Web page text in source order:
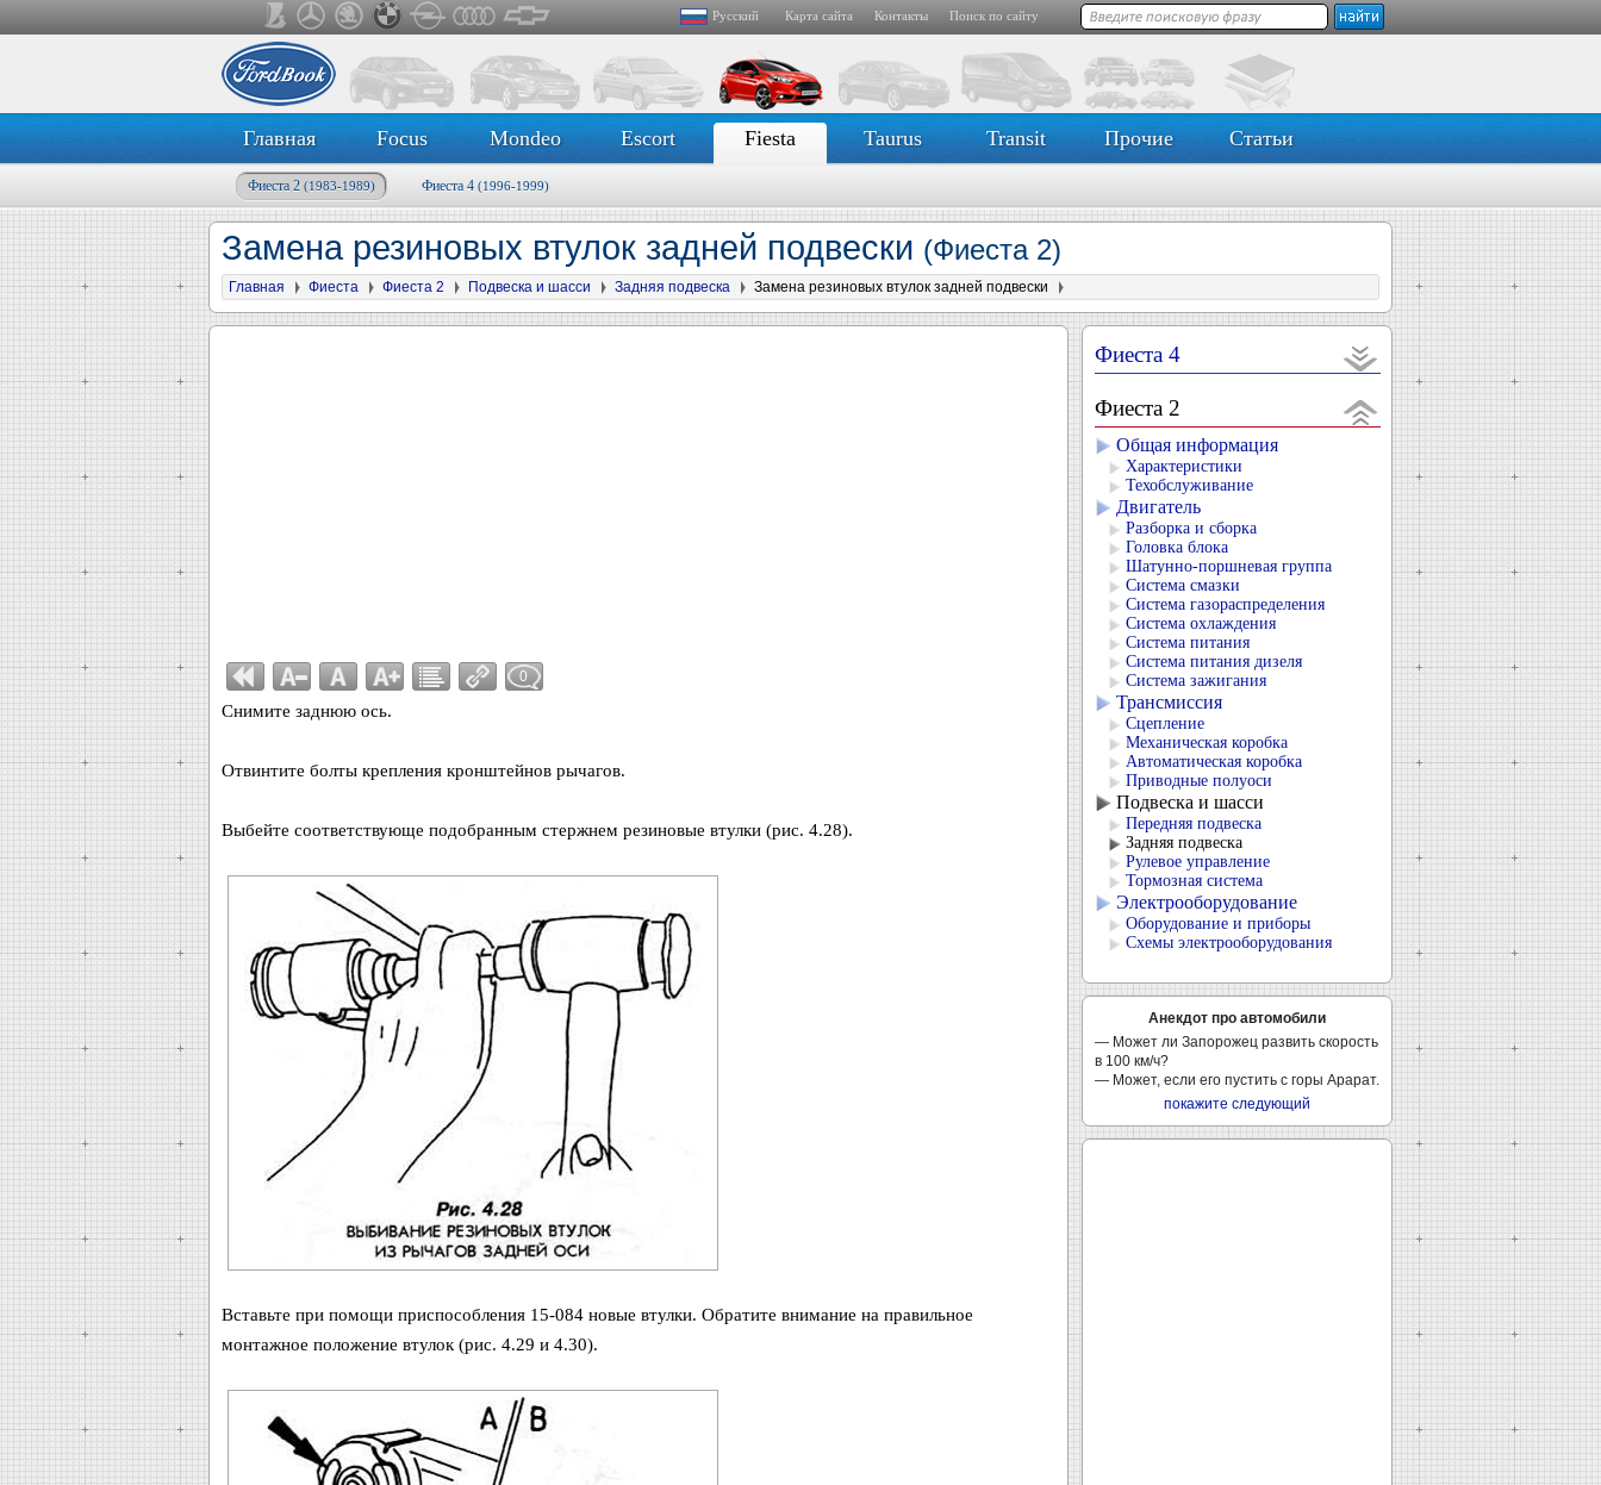
Русский Карта сайта Контакты Поиск по сайту
Главная Focus Mondeo Escort Fiesta Taurus Transit Прочие Статьи
Фиеста 2 (1983-1989) Фиеста 4 (1996-1999)
Замена резиновых втулок задней подвески (Фиеста 2)
Главная Фиеста Фиеста 2 Подвеска и шасси Задняя подвеска Замена резиновых втулок задней подвески
0
Снимите заднюю ось.
Отвинтите болты крепления кронштейнов рычагов.
Выбейте соответствующе подобранным стержнем резиновые втулки (рис. 4.28).
Вставьте при помощи приспособления 15-084 новые втулки. Обратите внимание на правильное
монтажное положение втулок (рис. 4.29 и 4.30).
Фиеста 4
Фиеста 2
Общая информация
Характеристики
Техобслуживание
Двигатель
Разборка и сборка
Головка блока
Шатунно-поршневая группа
Система смазки
Система газораспределения
Система охлаждения
Система питания
Система питания дизеля
Система зажигания
Трансмиссия
Сцепление
Механическая коробка
Автоматическая коробка
Приводные полуоси
Подвеска и шасси
Передняя подвеска
Задняя подвеска
Рулевое управление
Тормозная система
Электрооборудование
Оборудование и приборы
Схемы электрооборудования
Анекдот про автомобили
— Может ли Запорожец развить скорость
в 100 км/ч?
— Может, если его пустить с горы Арарат.
покажите следующий